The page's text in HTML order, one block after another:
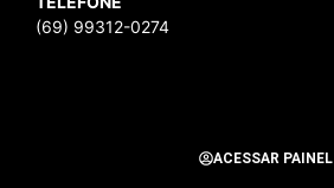
(69) 99312-0274
ACESSAR PAINEL